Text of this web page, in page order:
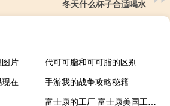
冬天什么杯子合适喝水
片
代可可脂和可可脂的区别
在
手游我的战争攻略秘籍
富士康的工厂 富士康美国工厂为何黄了？